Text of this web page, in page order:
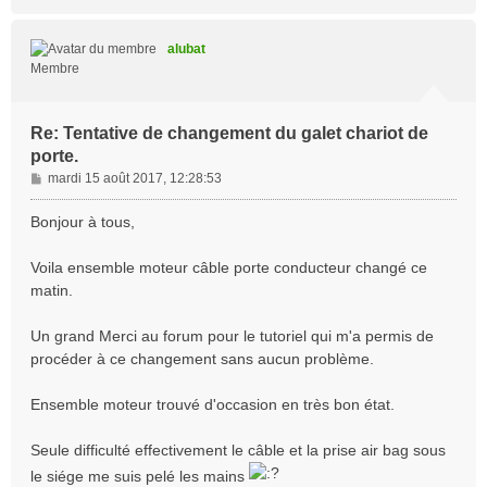
alubat
Membre
Re: Tentative de changement du galet chariot de
porte.
M
e
s
g
e
mardi 15 août 2017, 12:28:53
Bonjour à tous,
Voila ensemble moteur câble porte conducteur changé ce
matin.
Un grand Merci au forum pour le tutoriel qui m'a permis de
procéder à ce changement sans aucun problème.
Ensemble moteur trouvé d'occasion en très bon état.
Seule difficulté effectivement le câble et la prise air bag sous
le siége me suis pelé les mains